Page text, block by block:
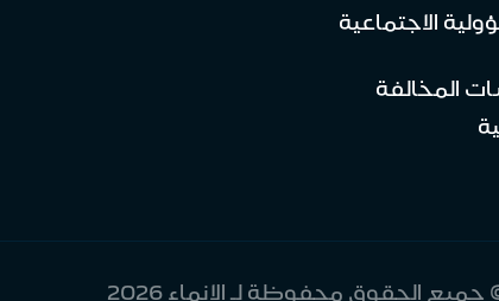
الاجتماعية
المخالفة
جميع الحقوق محفوظة لـ الإنماء 2026